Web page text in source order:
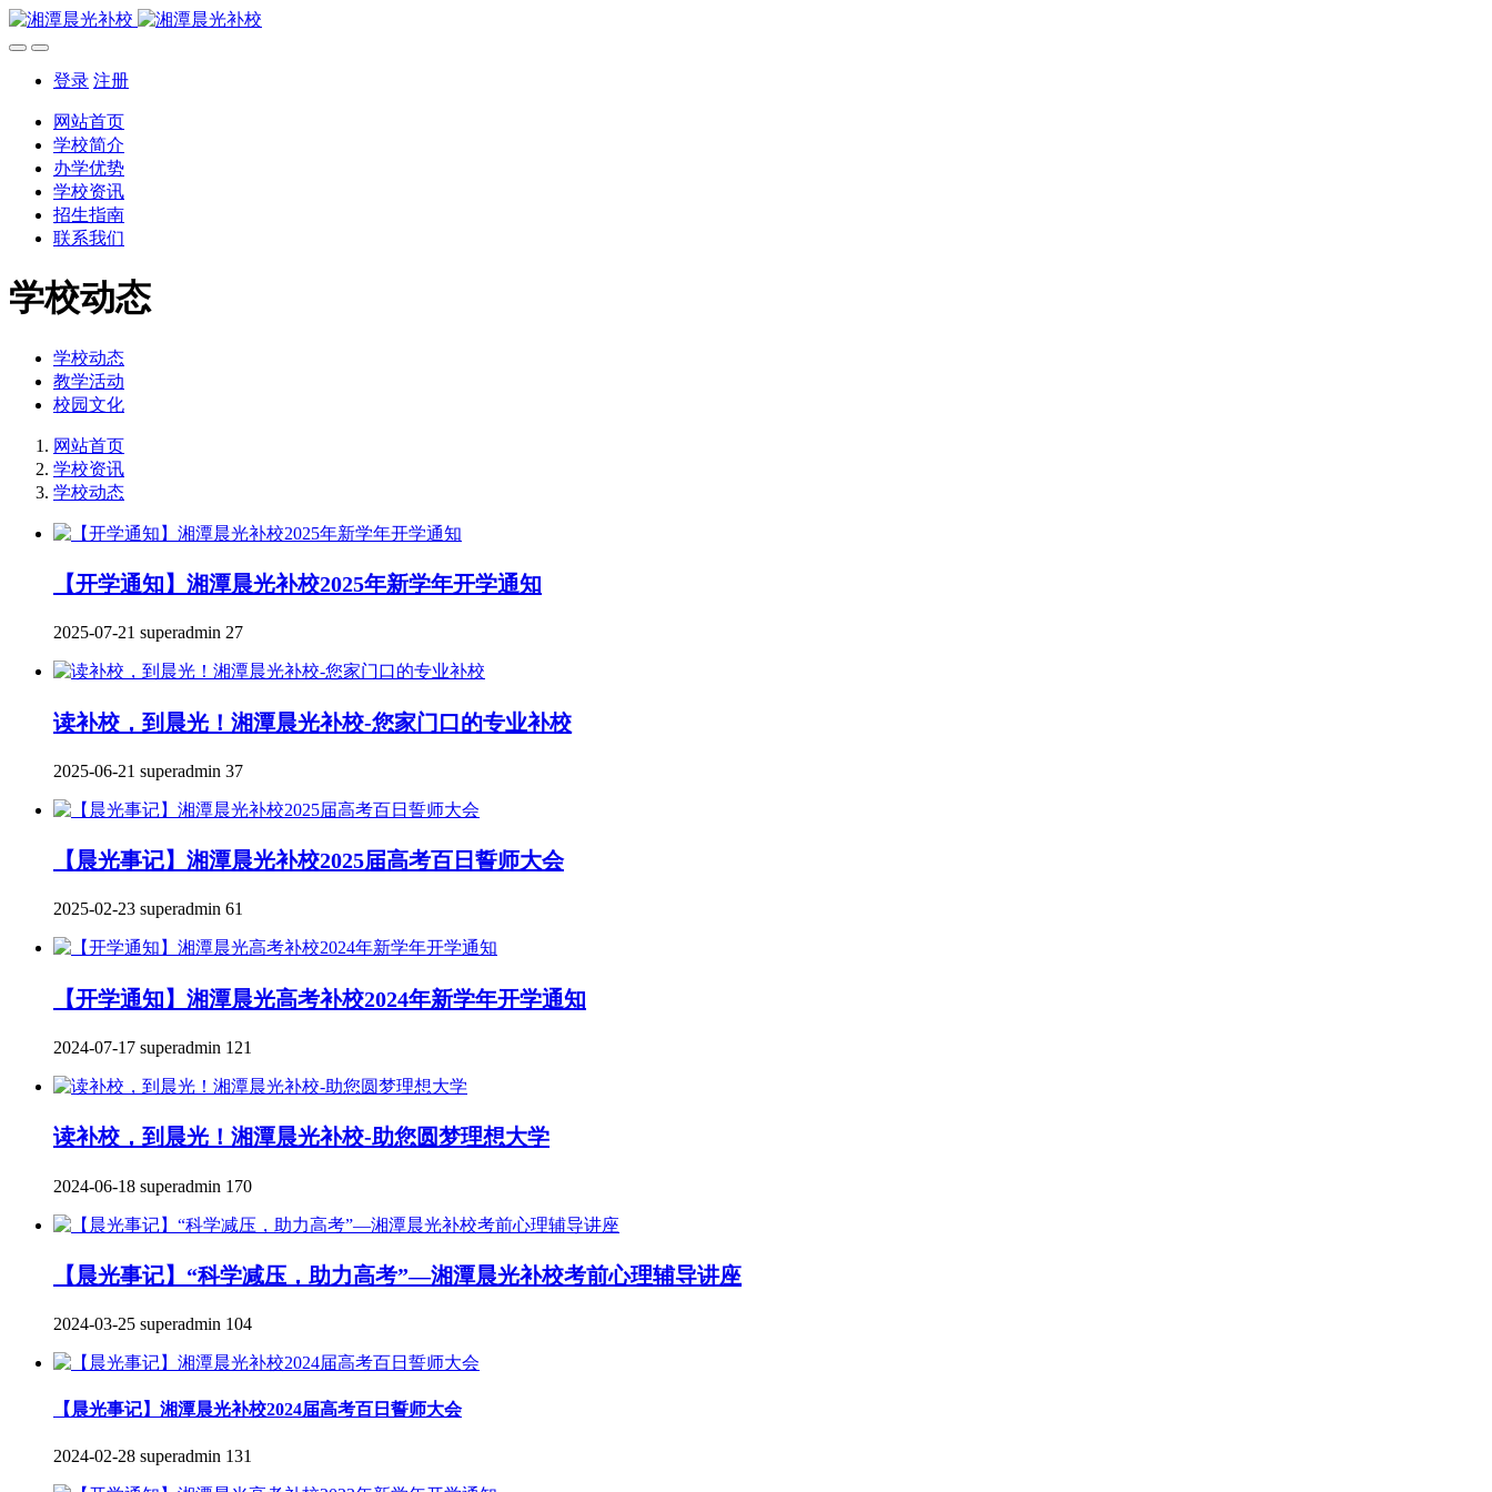
登录 注册
网站首页
学校简介
办学优势
学校资讯
招生指南
联系我们
学校动态
学校动态
教学活动
校园文化
网站首页
学校资讯
学校动态
【开学通知】湘潭晨光补校2025年新学年开学通知
2025-07-21 superadmin 27
读补校，到晨光！湘潭晨光补校-您家门口的专业补校
2025-06-21 superadmin 37
【晨光事记】湘潭晨光补校2025届高考百日誓师大会
2025-02-23 superadmin 61
【开学通知】湘潭晨光高考补校2024年新学年开学通知
2024-07-17 superadmin 121
读补校，到晨光！湘潭晨光补校-助您圆梦理想大学
2024-06-18 superadmin 170
【晨光事记】“科学减压，助力高考”—湘潭晨光补校考前心理辅导讲座
2024-03-25 superadmin 104
【晨光事记】湘潭晨光补校2024届高考百日誓师大会
2024-02-28 superadmin 131